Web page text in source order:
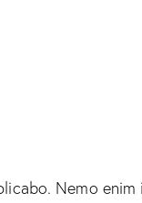
Nemo enim